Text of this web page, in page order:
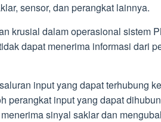
sensor, dan perangkat lainnya.
krusial dalam operasional sistem
dapat menerima informasi dari
input yang dapat terhubung
perangkat input yang dapat
sinyal saklar dan